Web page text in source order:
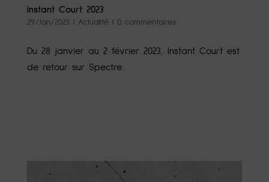
Instant Court 2023
29/Jan/2023 | Actualité| 0 commentaires
Du 28 janvier au 2 février 2023, Instant Court est
de retour sur Spectre.